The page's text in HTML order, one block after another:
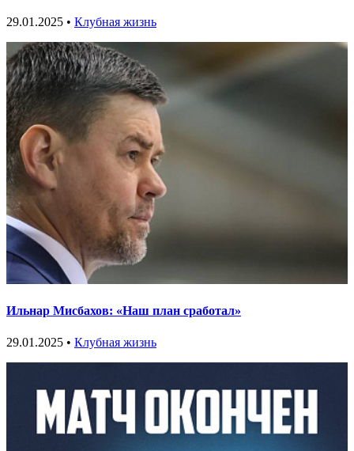
29.01.2025 • Клубная жизнь
Ильнар Мисбахов: «Наш план сработал»
29.01.2025 • Клубная жизнь